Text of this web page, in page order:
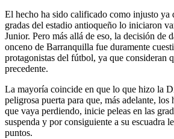
El hecho ha sido calificado como injusto ya
gradas del estadio antioqueño lo iniciaron
Junior. Pero más allá de eso, la decisión de
onceno de Barranquilla fue duramente
protagonistas del fútbol, ya que consideran
precedente.
La mayoría coincide en que lo que hizo la
peligrosa puerta para que, más adelante, los
que vaya perdiendo, inicie peleas en las
suspenda y por consiguiente a su escuadra
puntos.